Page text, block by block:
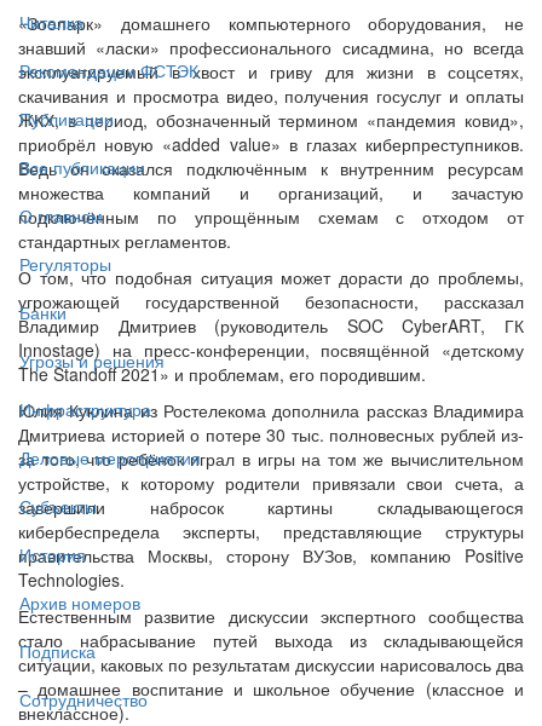
Читалка
Рекомендации ФСТЭК
Публикации
Все публикации
О главном
Регуляторы
Банки
Угрозы и решения
Инфраструктура
Деловые мероприятия
Субъекты
История
Архив номеров
Подписка
Сотрудничество
«Зоопарк» домашнего компьютерного оборудования, не
знавший «ласки» профессионального сисадмина, но всегда
эксплуатируемый в хвост и гриву для жизни в соцсетях,
скачивания и просмотра видео, получения госуслуг и оплаты
ЖКХ, в период, обозначенный термином «пандемия ковид»,
приобрёл новую «added value» в глазах киберпреступников.
Ведь он оказался подключённым к внутренним ресурсам
множества компаний и организаций, и зачастую
подключённым по упрощённым схемам с отходом от
стандартных регламентов.
О том, что подобная ситуация может дорасти до проблемы,
угрожающей государственной безопасности, рассказал
Владимир Дмитриев (руководитель SOC CyberART, ГК
Innostage) на пресс-конференции, посвящённой «детскому
The Standoff 2021» и проблемам, его породившим.
Юлия Куклина из Ростелекома дополнила рассказ Владимира
Дмитриева историей о потере 30 тыс. полновесных рублей из-
за того, что ребёнок играл в игры на том же вычислительном
устройстве, к которому родители привязали свои счета, а
завершили набросок картины складывающегося
кибербеспредела эксперты, представляющие структуры
правительства Москвы, сторону ВУЗов, компанию Positive
Technologies.
Естественным развитие дискуссии экспертного сообщества
стало набрасывание путей выхода из складывающейся
ситуации, каковых по результатам дискуссии нарисовалось два
– домашнее воспитание и школьное обучение (классное и
внеклассное).